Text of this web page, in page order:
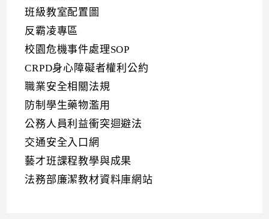
班級教室配置圖
反霸凌專區
校園危機事件處理SOP
CRPD身心障礙者權利公約
職業安全相關法規
防制學生藥物濫用
公務人員利益衝突迴避法
交通安全入口網
藝才班課程教學與成果
法務部廉潔教材資料庫網站